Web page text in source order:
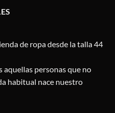
de ropa desde la talla 44
aquellas personas que no
habitual nace nuestro